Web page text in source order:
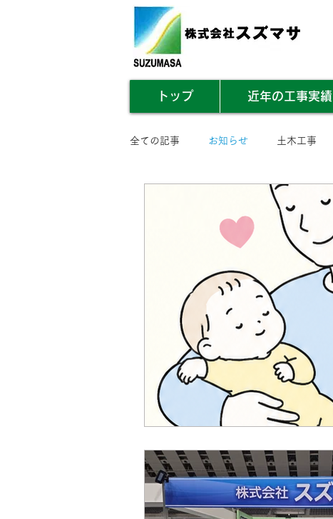
トップ 近年の工事実績
全ての記事 お知らせ 土木工事
その他